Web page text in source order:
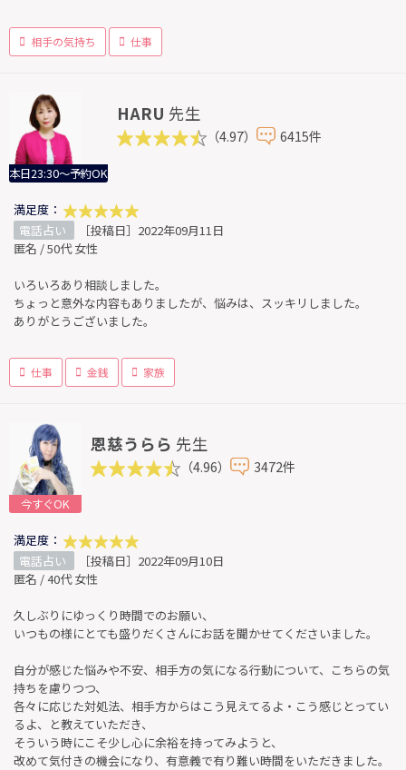
相手の気持ち 仕事
本日23:30～予約OK
HARU 先生
（4.97） 6415件
満足度：
電話占い
［投稿日］2022年09月11日
匿名 / 50代 女性
いろいろあり相談しました。
ちょっと意外な内容もありましたが、悩みは、スッキリしました。
ありがとうございました。
仕事 金銭 家族
今すぐOK
恩慈うらら 先生
（4.96） 3472件
満足度：
電話占い
［投稿日］2022年09月10日
匿名 / 40代 女性
久しぶりにゆっくり時間でのお願い、
いつもの様にとても盛りだくさんにお話を聞かせてくださいました。
自分が感じた悩みや不安、相手方の気になる行動について、こちらの気
持ちを慮りつつ、
各々に応じた対処法、相手方からはこう見えてるよ・こう感じとってい
るよ、と教えていただき、
そういう時にこそ少し心に余裕を持ってみようと、
改めて気付きの機会になり、有意義で有り難い時間をいただきました。